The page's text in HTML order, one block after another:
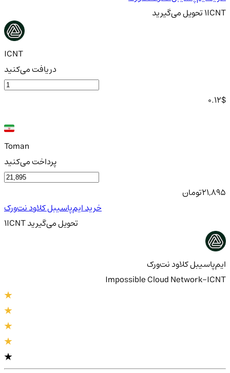
1ICNTتحویلمی‌گیرید
ICNT
دریافت می‌کنید
0.12$
Toman
پرداخت می‌کنید
21,895تومان
خرید ایم‌پاسیبل کلاود نت‌ورک
1ICNT تحویلمی‌گیرید
ایم‌پاسیبل کلاود نت‌ورک
Impossible Cloud Network-ICNT